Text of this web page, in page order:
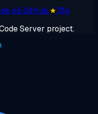
på GitHub
78k
Server project.